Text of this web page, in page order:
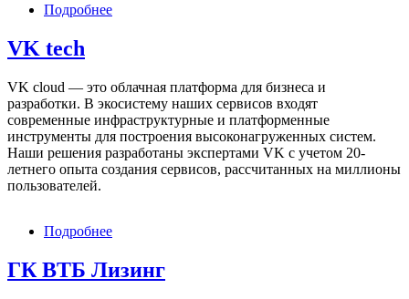
Подробнее
VK tech
VK cloud — это облачная платформа для бизнеса и
разработки. В экосистему наших сервисов входят
современные инфраструктурные и платформенные
инструменты для построения высоконагруженных систем.
Наши решения разработаны экспертами VK с учетом 20-
летнего опыта создания сервисов, рассчитанных на миллионы
пользователей.
Подробнее
tech
ГК ВТБ Лизинг